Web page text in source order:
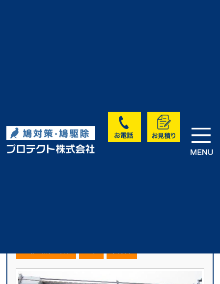
HOME >実績・お客様の声>未分類 A社様｜工場入口ハト対策工事